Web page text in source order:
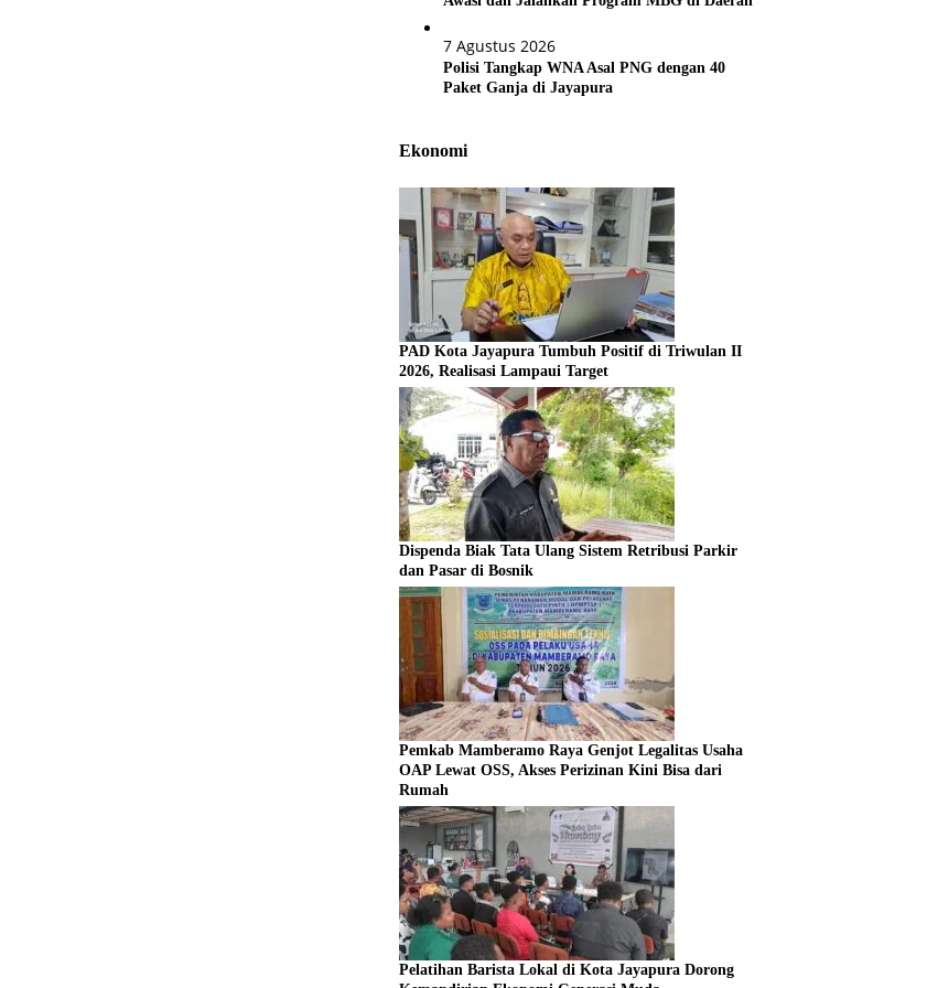
7 Agustus 2026
Polisi Tangkap WNA Asal PNG dengan 40
Paket Ganja di Jayapura
Ekonomi
PAD Kota Jayapura Tumbuh Positif di Triwulan II
2026, Realisasi Lampaui Target
Dispenda Biak Tata Ulang Sistem Retribusi Parkir
dan Pasar di Bosnik
Pemkab Mamberamo Raya Genjot Legalitas Usaha
OAP Lewat OSS, Akses Perizinan Kini Bisa dari
Rumah
Pelatihan Barista Lokal di Kota Jayapura Dorong